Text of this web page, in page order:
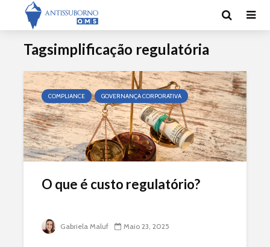
Tagsimplificação regulatória
COMPLIANCE GOVERNANÇA CORPORATIVA
O que é custo regulatório?
Gabriela Maluf Maio 23, 2025